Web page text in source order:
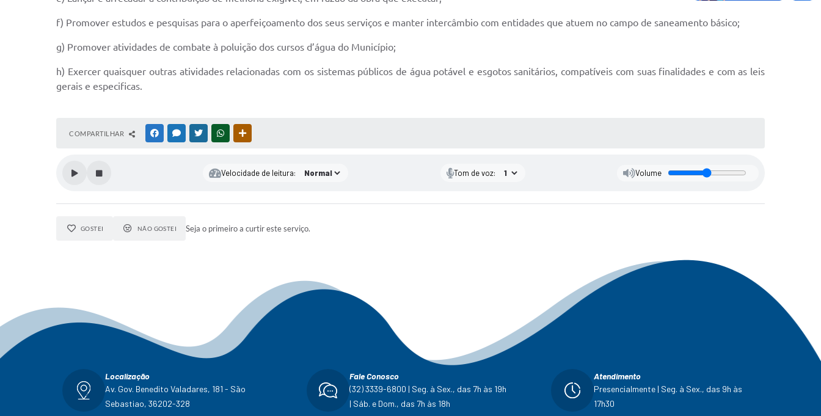
f) Promover estudos e pesquisas para o aperfeiçoamento dos seus serviços e manter intercâmbio com entidades que atuem no campo de saneamento básico;
g) Promover atividades de combate à poluição dos cursos d’água do Município;
h) Exercer quaisquer outras atividades relacionadas com os sistemas públicos de água potável e esgotos sanitários, compatíveis com suas finalidades e com as leis
gerais e especificas.
COMPARTILHAR FACEBOOKMESSENGER
TWITTERWHATSAPP
Velocidade de leitura: Tom de voz: Volume
GOSTEI NÃO GOSTEI Seja o primeiro a curtir este serviço.
Localização
Av. Gov. Benedito Valadares, 181 - São
Sebastiao, 36202-328
Fale Conosco
(32) 3339-6800 | Seg. à Sex., das 7h às 19h
| Sáb. e Dom., das 7h às 18h
Atendimento
Presencialmente | Seg. à Sex., das 9h às
17h30